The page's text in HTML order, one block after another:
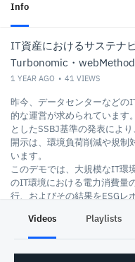
Info
IT資産におけるサステナ
Turbonomic・
1 YEAR AGO 41 VIEWS
昨今、データセンターなどの
的な運営が求められています
としたSSBJ基準の発表によ
開示は、環境負荷削減や規制
います。
このデモでは、大規模なIT環
のIT環境における電力消費量
行、およびその結果をESGレ
Turbonomic、webMethods、
Videos Playlists